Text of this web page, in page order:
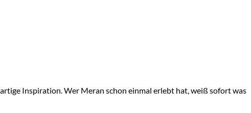
Inspiration. Wer Meran schon einmal erlebt hat, weiß sofort was